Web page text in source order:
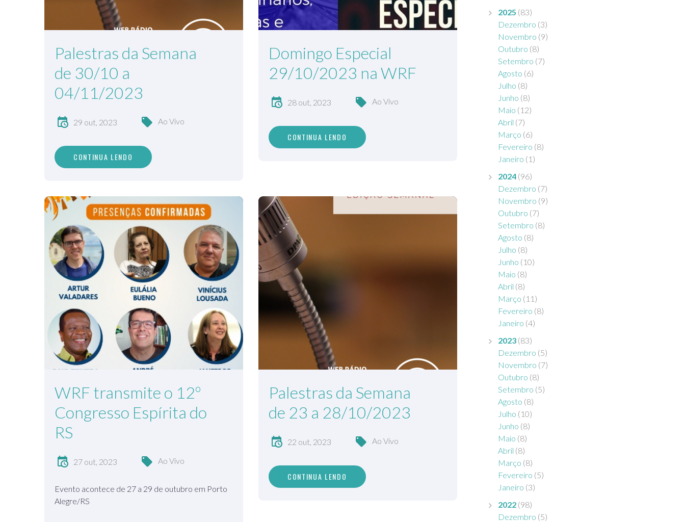
Palestras da Semana
de 30/10 a
04/11/2023
29 out, 2023 Ao Vivo
CONTINUA LENDO
Domingo Especial
29/10/2023 na WRF
28 out, 2023 Ao Vivo
CONTINUA LENDO
WRF transmite o 12º
Congresso Espírita do
RS
27 out, 2023 Ao Vivo
Evento acontece de 27 a 29 de outubro em Porto
Alegre/RS
Palestras da Semana
de 23 a 28/10/2023
22 out, 2023 Ao Vivo
CONTINUA LENDO
2025 (83)
Dezembro (3)
Novembro (9)
Outubro (8)
Setembro (7)
Agosto (6)
Julho (8)
Junho (8)
Maio (12)
Abril (7)
Março (6)
Fevereiro (8)
Janeiro (1)
2024 (96)
Dezembro (7)
Novembro (9)
Outubro (7)
Setembro (8)
Agosto (8)
Julho (8)
Junho (10)
Maio (8)
Abril (8)
Março (11)
Fevereiro (8)
Janeiro (4)
2023 (83)
Dezembro (5)
Novembro (7)
Outubro (8)
Setembro (5)
Agosto (8)
Julho (10)
Junho (8)
Maio (8)
Abril (8)
Março (8)
Fevereiro (5)
Janeiro (3)
2022 (98)
Dezembro (5)